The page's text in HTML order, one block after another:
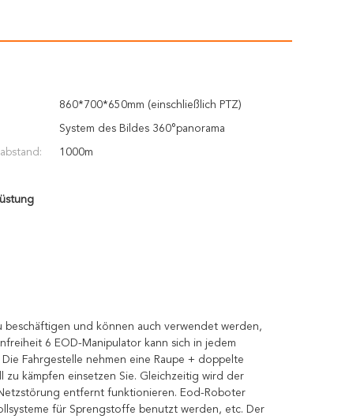
860*700*650mm (einschließlich PTZ)
System des Bildes 360°panorama
1000m
und können auch verwendet werden,
6 EOD-Manipulator kann sich in jedem
Fahrgestelle nehmen eine Raupe + doppelte
zu kämpfen einsetzen Sie. Gleichzeitig wird der
entfernt funktionieren. Eod-Roboter
für Sprengstoffe benutzt werden, etc. Der